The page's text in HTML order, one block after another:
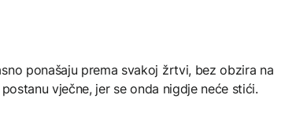
ponašaju prema svakoj žrtvi, bez obzira na
vječne, jer se onda nigdje neće stići.